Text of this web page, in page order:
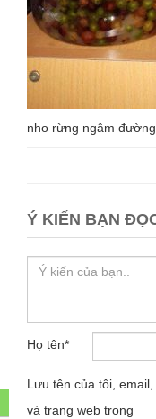
nho rừng ngâm
Ý KIẾN BẠN
Họ tên*
Lưu tên của tôi, email,
và trang web trong